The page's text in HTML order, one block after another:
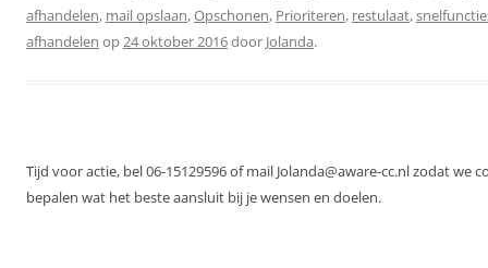
afhandelen, mail opslaan,Opschonen, Prioriteren, restulaat,
afhandelen op 24 oktober 2016door Jolanda.
Tijd voor actie, bel 06-15129596 of mail Jolanda@aware-cc.nl zodat we
bepalen wat het beste aansluit bij je wensen en doelen.